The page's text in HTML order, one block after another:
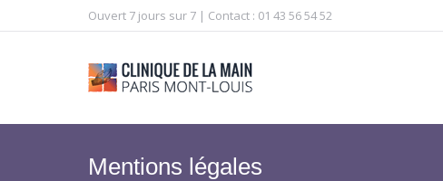
Ouvert 7 jours sur 7 | Contact : 01 43 56 54 52
Mentions légales